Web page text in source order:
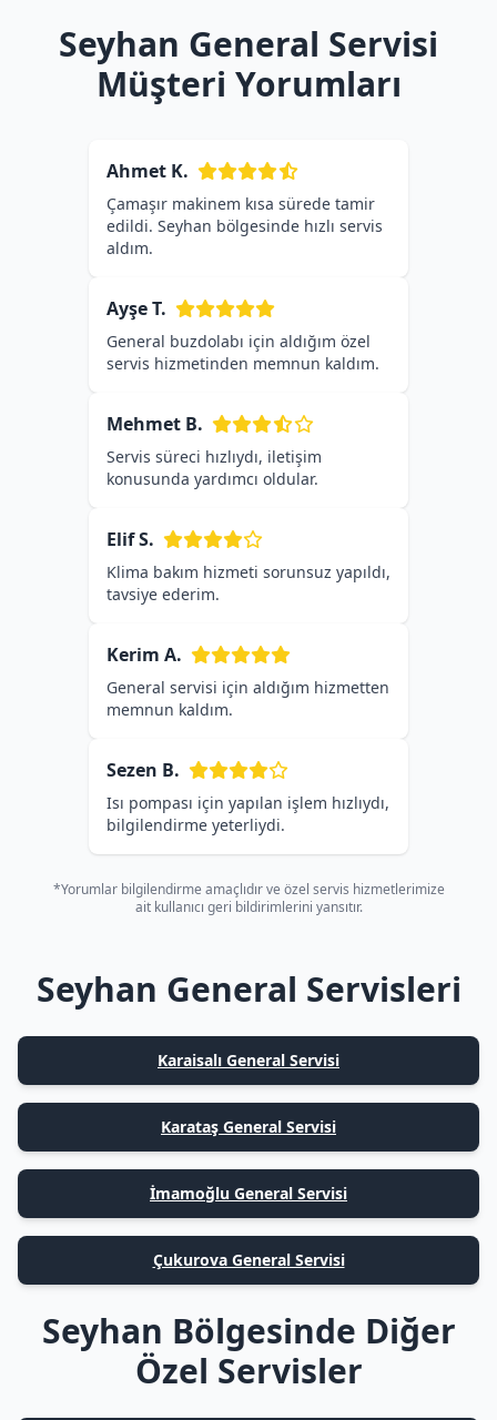
Seyhan General Servisi
Müşteri Yorumları
Ahmet K.
Çamaşır makinem kısa sürede tamir
edildi. Seyhan bölgesinde hızlı servis
aldım.
Ayşe T.
General buzdolabı için aldığım özel
servis hizmetinden memnun kaldım.
Mehmet B.
Servis süreci hızlıydı, iletişim
konusunda yardımcı oldular.
Elif S.
Klima bakım hizmeti sorunsuz yapıldı,
tavsiye ederim.
Kerim A.
General servisi için aldığım hizmetten
memnun kaldım.
Sezen B.
Isı pompası için yapılan işlem hızlıydı,
bilgilendirme yeterliydi.
*Yorumlar bilgilendirme amaçlıdır ve özel servis hizmetlerimize
ait kullanıcı geri bildirimlerini yansıtır.
Seyhan General Servisleri
Karaisalı General Servisi
Karataş General Servisi
İmamoğlu General Servisi
Çukurova General Servisi
Seyhan Bölgesinde Diğer
Özel Servisler